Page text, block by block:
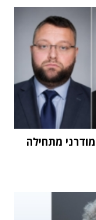
מתחילה